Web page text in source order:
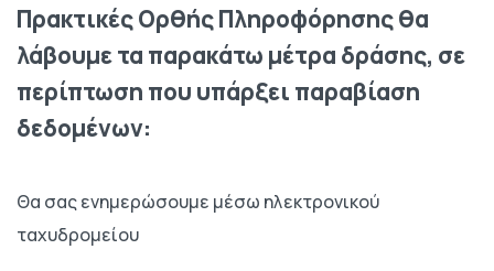
Πρακτικές Ορθής Πληροφόρησης θα
λάβουμε τα παρακάτω μέτρα δράσης, σε
περίπτωση που υπάρξει παραβίαση
δεδομένων:
Θα σας ενημερώσουμε μέσω ηλεκτρονικού
ταχυδρομείου